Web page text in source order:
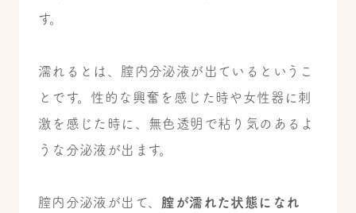
す。
濡れるとは、膣内分泌液が出ているというこ
とです。性的な興奮を感じた時や女性器に刺
激を感じた時に、無色透明で粘り気のあるよ
うな分泌液が出ます。
膣内分泌液が出て、 膣が濡れた状態になれ